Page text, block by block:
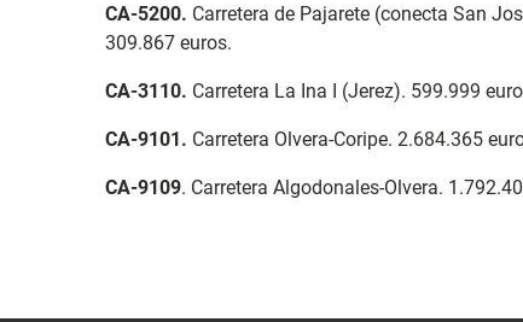
CA-5200. Carretera de Pajarete (conecta San
309.867 euros.
CA-3110. Carretera La Ina I (Jerez). 599.999
CA-9101. Carretera Olvera-Coripe. 2.684.365
CA-9109. Carretera Algodonales-Olvera.